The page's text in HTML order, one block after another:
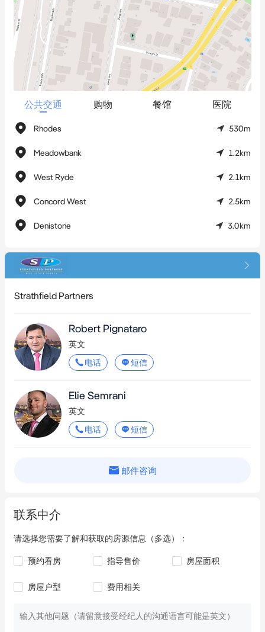
*   四间宽敞卧室，布局灵活适合家庭生活
*   四卧/上层休息区适合用作家庭办公室或客房
*   两间浴室加内部洗衣房，楼下配备分体式空调
*   智能布线住宅，光纤到户（FTTP）连接
*   两个燃气接口，便于室内取暖
*   私密后院，带景观花园和开阔草坪区域
*   带顶户外娱乐区，配备柴火披萨烤箱
*   太阳能电池板系统，提升能源效率
*   安全街外停车区，可容纳多辆车
**已获批未来开发项目：**
*   已获批Rhodes Ferry Wharf，作为Rhodes Place战略的一部分，
*   未来娱乐与生活街区将提升本地配套
**位置与交通亮点：**
*   步行即达Rhodes Waterside和Rhodes Central购物中心、
Bamboo Lane咖啡馆餐厅、全新Rhodes Recreation Centre及日常
便利设施
*   靠近Rhodes火车站，直达悉尼CBD并可经Epping转乘地铁
*   置身自然环抱，Parramatta River、Brays Bay Reserve以及风景
优美的Rhodes Foreshore步道与自行车道近在咫尺
*   在McIlwaine Park享受滨水生活，拥有沙滩、岩石池、烧烤设施
和儿童游乐场
**免责声明：** 本公司在编制本文件时已尽力确保所含信息真实准
相关法律责任。
公共交通 购物 餐馆 医院
Rhodes 530m
Meadowbank 1.2km
West Ryde 2.1km
Concord West 2.5km
Denistone 3.0km
Strathfield Partners
Robert Pignataro
英文
电话
短信
Elie Semrani
英文
电话
短信
邮件咨询
联系中介
请选择您需要了解和获取的房源信息（多选）：
预约看房 指导售价 房屋面积
房屋户型 费用相关